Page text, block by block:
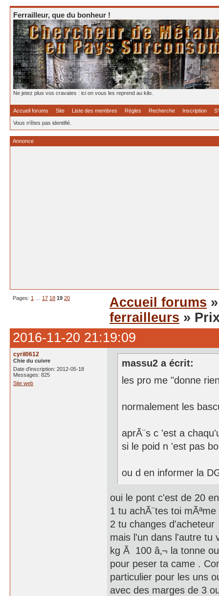
Ferrailleur, que du bonheur !
Ne jetez plus vos cravates : ici on vous les reprend au kilo.
Accueil forums Site Liste des membres Règles Recherche Inscription
Vous n'êtes pas identifié.
Annonce
Pages: 1 17 18 19 20 Accueil forums
ferrailleurs »
2016-11-20 21:19:09
cyril0612
Chie du cuivre
Date d'inscription: 2012-05-18
Messages: 825
Site web
massu2 a écrit:
les pro me "donne
normalement les
aprÃ¨s c 'est a
si le poid n 'est pas
ou d en informer la
oui le pont c'est de 20
1 tu achÃ¨tes toi
2 tu changes d'acheteur
mais l'un dans l'autre tu
kg Ã 100 â‚¬ la tonne
pour peser ta came .
particulier pour les uns
avec des marges de 3